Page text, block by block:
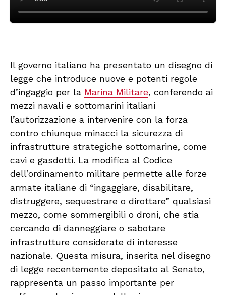
Il governo italiano ha presentato un disegno di
legge che introduce nuove e potenti regole
d’ingaggio per la Marina Militare, conferendo ai
mezzi navali e sottomarini italiani
l’autorizzazione a intervenire con la forza
contro chiunque minacci la sicurezza di
infrastrutture strategiche sottomarine, come
cavi e gasdotti. La modifica al Codice
dell’ordinamento militare permette alle forze
armate italiane di “ingaggiare, disabilitare,
distruggere, sequestrare o dirottare” qualsiasi
mezzo, come sommergibili o droni, che stia
cercando di danneggiare o sabotare
infrastrutture considerate di interesse
nazionale. Questa misura, inserita nel disegno
di legge recentemente depositato al Senato,
rappresenta un passo importante per